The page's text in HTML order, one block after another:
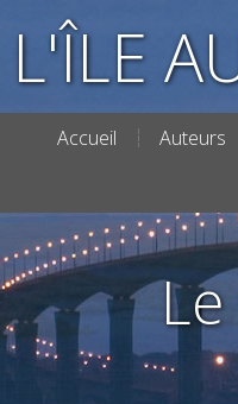
L'ÎLE
Accueil Auteurs